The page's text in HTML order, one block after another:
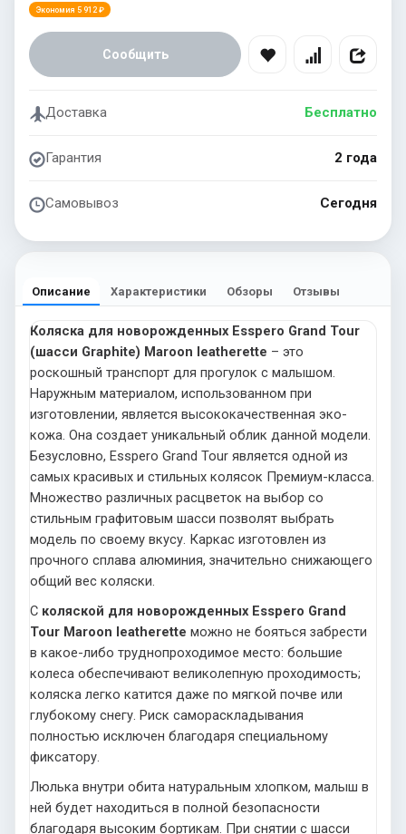
Экономия 5 912 ₽
Сообщить
Доставка Бесплатно
Гарантия 2 года
Самовывоз Сегодня
Описание Характеристики Обзоры Отзывы
Коляска для новорожденных Esspero Grand Tour
(шасси Graphite) Maroon leatherette – это
роскошный транспорт для прогулок с малышом.
Наружным материалом, использованном при
изготовлении, является высококачественная эко-
кожа. Она создает уникальный облик данной модели.
Безусловно, Esspero Grand Tour является одной из
самых красивых и стильных колясок Премиум-класса.
Множество различных расцветок на выбор со
стильным графитовым шасси позволят выбрать
модель по своему вкусу. Каркас изготовлен из
прочного сплава алюминия, значительно снижающего
общий вес коляски.
С коляской для новорожденных Esspero Grand
Tour Maroon leatherette можно не бояться забрести
в какое-либо труднопроходимое место: большие
колеса обеспечивают великолепную проходимость;
коляска легко катится даже по мягкой почве или
глубокому снегу. Риск самораскладывания
полностью исключен благодаря специальному
фиксатору.
Люлька внутри обита натуральным хлопком, малыш в
ней будет находиться в полной безопасности
благодаря высоким бортикам. При снятии с шасси